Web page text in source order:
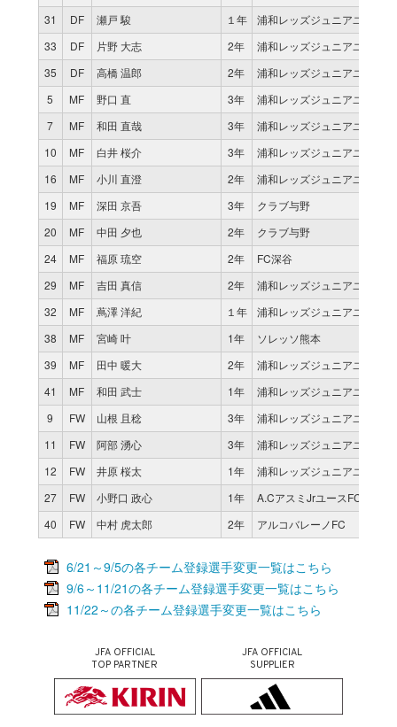
31
DF 瀬戸 駿 １年
浦和レッズジュニアユース
33
DF 片野 大志 2年
浦和レッズジュニアユース
35
DF 高橋 温郎 2年
浦和レッズジュニアユース
5
MF 野口 直 3年
浦和レッズジュニアユース
7
MF 和田 直哉 3年
浦和レッズジュニアユース
10
MF 白井 桜介 3年
浦和レッズジュニアユース
16
MF 小川 直澄 2年
浦和レッズジュニアユース
19
MF 深田 京吾 3年
クラブ与野
20
MF 中田 夕也 2年
クラブ与野
24
MF 福原 琉空 2年
FC深谷
29
MF 吉田 真信 2年
浦和レッズジュニアユース
32
MF 蔦澤 洋紀 １年
浦和レッズジュニアユース
38
MF 宮崎 叶 1年
ソレッソ熊本
39
MF 田中 暖大 2年
浦和レッズジュニアユース
41
MF 和田 武士 1年
浦和レッズジュニアユース
9
FW 山根 且稔 3年
浦和レッズジュニアユース
11
FW 阿部 湧心 3年
浦和レッズジュニアユース
12
FW 井原 桜太 1年
浦和レッズジュニアユース
27
FW 小野口 政心 1年
A.CアスミJrユースFC
40
FW 中村 虎太郎 2年 アルコバレーノFC
6/21～9/5の各チーム登録選手変更一覧はこちら
9/6～11/21の各チーム登録選手変更一覧はこちら
11/22～の各チーム登録選手変更一覧はこちら
JFA OFFICIAL
TOP PARTNER
JFA OFFICIAL
SUPPLIER